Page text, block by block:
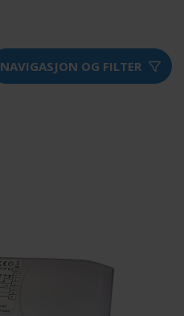
NAVIGASJON OG FILTER